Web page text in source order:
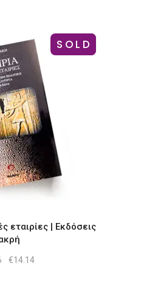
-12%
SOLD
εταιρίες | Εκδόσεις
Original
€14.14Η